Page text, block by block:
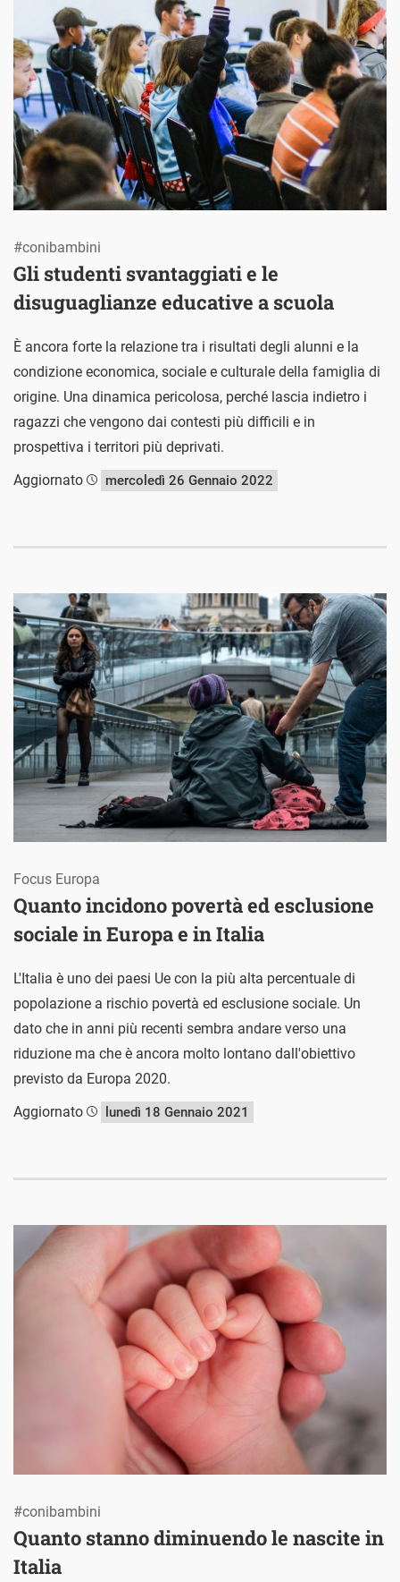
Gli studenti svantaggiati e le
disuguaglianze educative a scuola
#conibambini
È ancora forte la relazione tra i risultati degli alunni e la
condizione economica, sociale e culturale della famiglia di
origine. Una dinamica pericolosa, perché lascia indietro i
ragazzi che vengono dai contesti più difficili e in
prospettiva i territori più deprivati.
Aggiornato
mercoledì 26 Gennaio 2022
Quanto incidono povertà ed esclusione
sociale in Europa e in Italia
Focus Europa
L'Italia è uno dei paesi Ue con la più alta percentuale di
popolazione a rischio povertà ed esclusione sociale. Un
dato che in anni più recenti sembra andare verso una
riduzione ma che è ancora molto lontano dall'obiettivo
previsto da Europa 2020.
Aggiornato
lunedì 18 Gennaio 2021
Quanto stanno diminuendo le nascite in
Italia
#conibambini